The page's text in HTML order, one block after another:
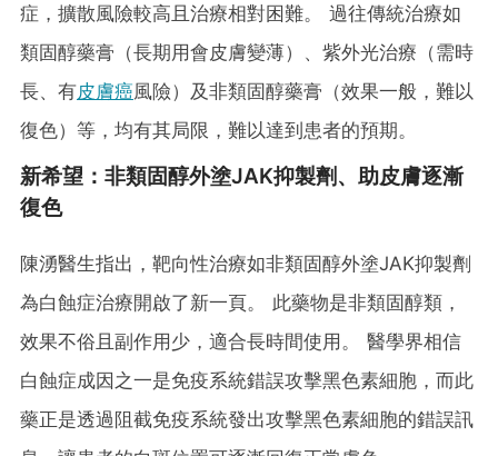
症，擴散風險較高且治療相對困難。 過往傳統治療如
類固醇藥膏（長期用會皮膚變薄）、紫外光治療（需時
長、有皮膚癌風險）及非類固醇藥膏（效果一般，難以
復色）等，均有其局限，難以達到患者的預期。
新希望：非類固醇外塗JAK抑製劑、助皮膚逐漸
復色
陳湧醫生指出，靶向性治療如非類固醇外塗JAK抑製劑
為白蝕症治療開啟了新一頁。 此藥物是非類固醇類，
效果不俗且副作用少，適合長時間使用。 醫學界相信
白蝕症成因之一是免疫系統錯誤攻擊黑色素細胞，而此
藥正是透過阻截免疫系統發出攻擊黑色素細胞的錯誤訊